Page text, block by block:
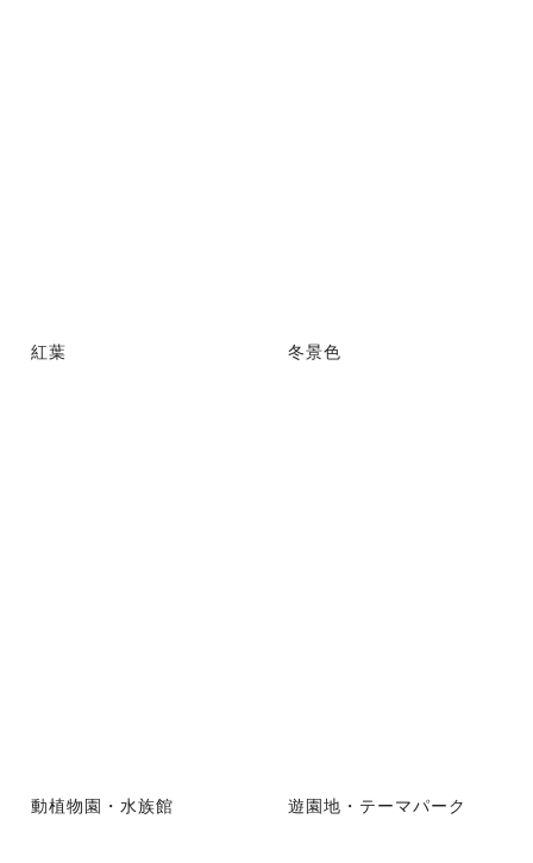
紅葉 冬景色
動植物園・水族館 遊園地・テーマパーク